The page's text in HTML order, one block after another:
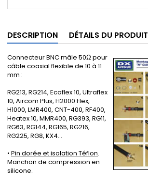
DESCRIPTION DÉTAILS DU PRODUIT
Connecteur BNC mâle 50Ω pour
câble coaxial flexible de 10 à 11
mm :
RG213, RG214, Ecoflex 10, Ultraflex
10, Aircom Plus, H2000 Flex,
H1000, LMR400, CNT-400, RF400,
Heatex 10, MMR400, RG393, RG11,
RG63, RG144, RG165, RG216,
RG225, RG8, KX4...
• Pin dorée et isolation Téflon.
Manchon de compression en
silicone.